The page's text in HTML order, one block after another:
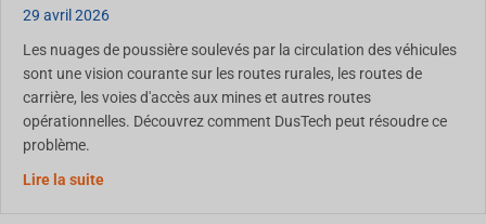
29 avril 2026
Les nuages de poussière soulevés par la circulation des véhicules
sont une vision courante sur les routes rurales, les routes de
carrière, les voies d'accès aux mines et autres routes
opérationnelles. Découvrez comment DusTech peut résoudre ce
problème.
Lire la suiteContrôle de la poussière sur les routes non revêtues :